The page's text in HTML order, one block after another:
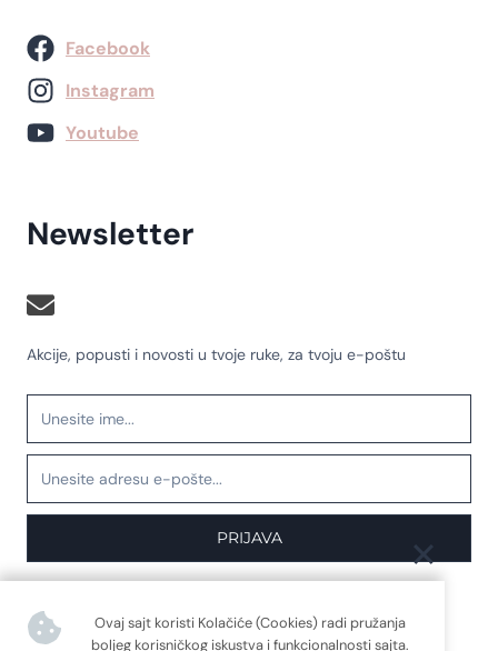
Facebook
Instagram
Youtube
Newsletter
Akcije, popusti i novosti u tvoje ruke, za tvoju e-poštu
PRIJAVA
Ovaj sajt koristi Kolačiće (Cookies) radi pružanja
boljeg korisničkog iskustva i funkcionalnosti sajta.